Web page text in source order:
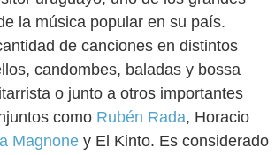
la música popular en su país.
de canciones en distintos
candombes, baladas y bossa
o junto a otros importantes
como Rubén Rada, Horacio
Magnone y El Kinto. Es considerado